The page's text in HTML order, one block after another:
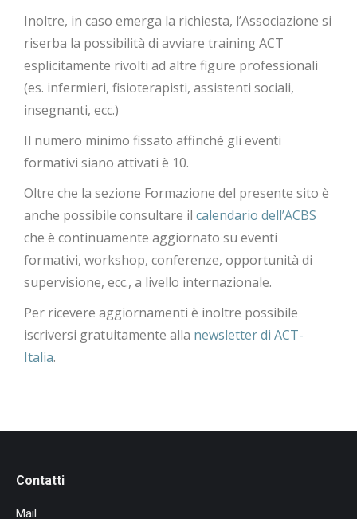
Inoltre, in caso emerga la richiesta, l’Associazione si
riserba la possibilità di avviare training ACT
esplicitamente rivolti ad altre figure professionali
(es. infermieri, fisioterapisti, assistenti sociali,
insegnanti, ecc.)
Il numero minimo fissato affinché gli eventi
formativi siano attivati è 10.
Oltre che la sezione Formazione del presente sito è
anche possibile consultare il calendario dell’ACBS
che è continuamente aggiornato su eventi
formativi, workshop, conferenze, opportunità di
supervisione, ecc., a livello internazionale.
Per ricevere aggiornamenti è inoltre possibile
iscriversi gratuitamente alla newsletter di ACT-
Italia.
Contatti
Mail